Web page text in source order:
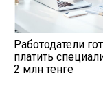
Работодатели
платить
2 млн тенге